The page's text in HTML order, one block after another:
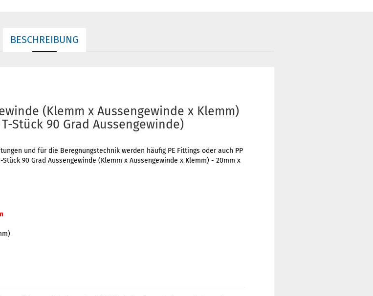
BESCHREIBUNG
(Klemm x Aussengewinde x Klemm)
Stück 90 Grad Aussengewinde)
und für die Beregnungstechnik werden häufig PE Fittings oder auch PP
90 Grad Aussengewinde (Klemm x Aussengewinde x Klemm) - 20mm x